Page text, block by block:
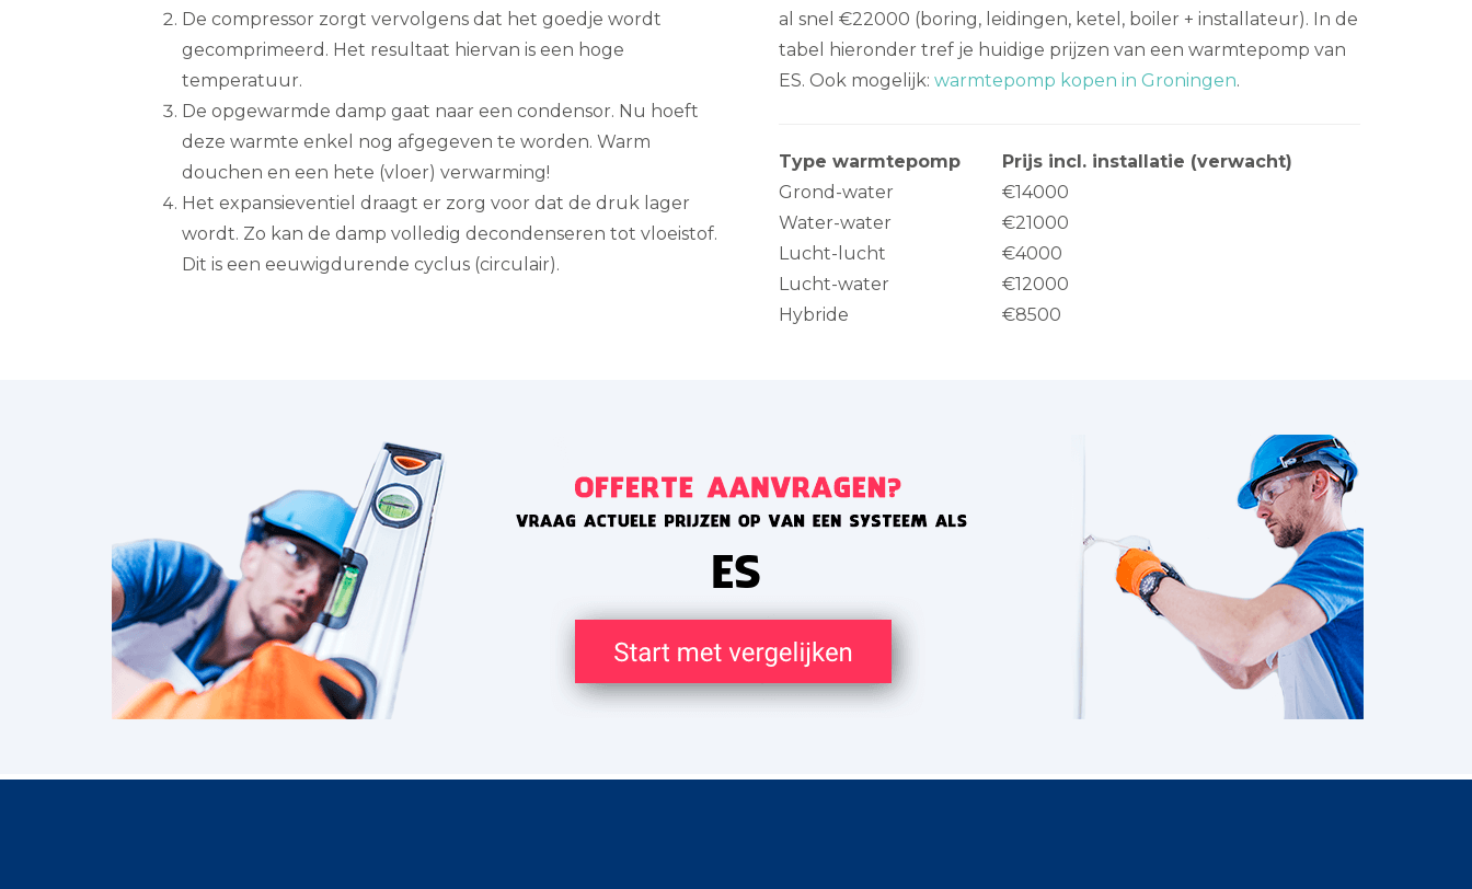
De compressor zorgt vervolgens dat het goedje wordt
gecomprimeerd. Het resultaat hiervan is een hoge
temperatuur.
De opgewarmde damp gaat naar een condensor. Nu hoeft
deze warmte enkel nog afgegeven te worden. Warm
douchen en een hete (vloer) verwarming!
Het expansieventiel draagt er zorg voor dat de druk lager
wordt. Zo kan de damp volledig decondenseren tot vloeistof.
Dit is een eeuwigdurende cyclus (circulair).
al snel €22000 (boring, leidingen, ketel, boiler + installateur). In de
tabel hieronder tref je huidige prijzen van een warmtepomp van
ES. Ook mogelijk:warmtepomp kopen in Groningen.
Type warmtepomp
Prijs incl. installatie (verwacht)
Grond-water
€14000
Water-water
€21000
Lucht-lucht
€4000
Lucht-water
€12000
Hybride
€8500